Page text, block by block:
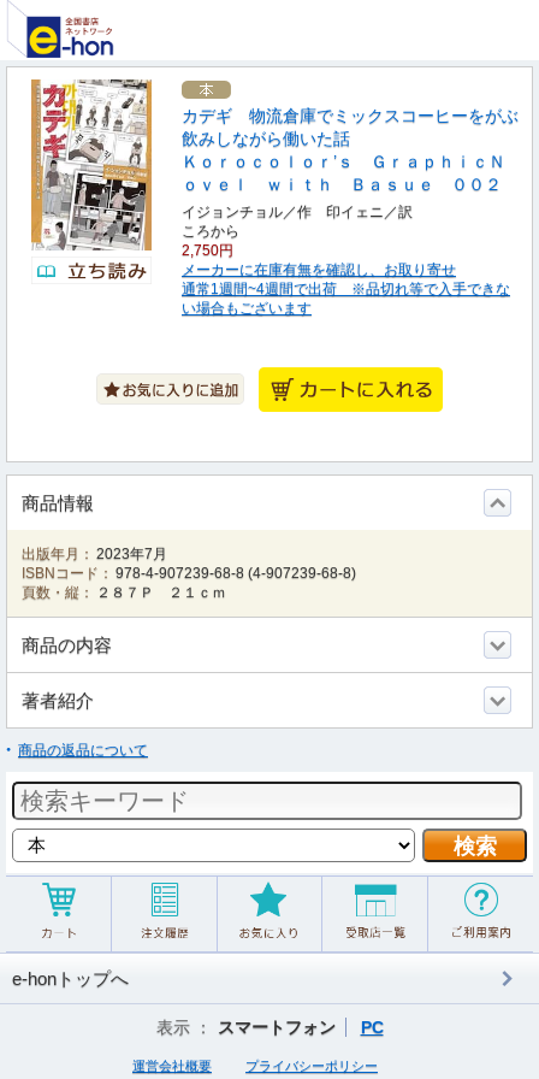
カデギ 物流倉庫でミックスコーヒーをがぶ
飲みしながら働いた話
Ｋｏｒｏｃｏｌｏｒ’ｓ ＧｒａｐｈｉｃＮ
ｏｖｅｌ ｗｉｔｈ Ｂａｓｕｅ ００２
イジョンチョル／作 印イェニ／訳
ころから
2,750円
メーカーに在庫有無を確認し、お取り寄せ
通常1週間~4週間で出荷 ※品切れ等で入手できな
い場合もございます
商品情報
出版年月： 2023年7月
ISBNコード： 978-4-907239-68-8 (4-907239-68-8)
頁数・縦：
２８７Ｐ ２１ｃｍ
商品の内容
著者紹介
商品の返品について
e-honトップへ
表示 ： スマートフォン PC
運営会社概要 プライバシーポリシー